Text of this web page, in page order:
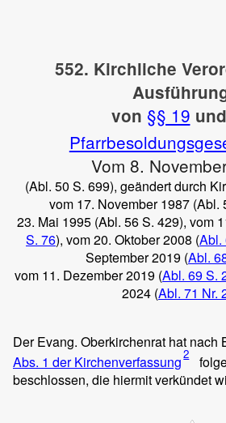
552. Kirchliche
von §§ 19 und
Vom 8.
(Abl. 50 S. 699), geändert durch
vom 17. November 1987 (Abl.
23. Mai 1995 (Abl. 56 S. 429), vom
S. 76), vom 20. Oktober 2008 (Abl.
September 2019 (Abl.
vom 11. Dezember 2019 (Abl. 69 S.
2024 (Abl. 71 Nr.
Der Evang. Oberkirchenrat hat nach
Abs. 1 der Kirchenverfassung2
beschlossen, die hiermit verkündet